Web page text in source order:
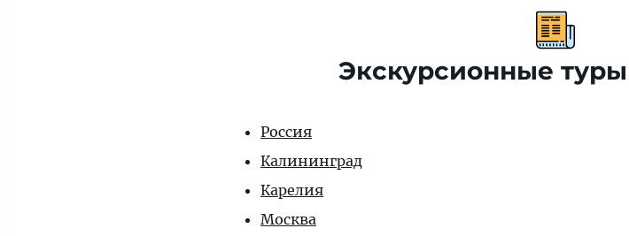
Экскурсионные
Россия
Калининград
Карелия
Москва